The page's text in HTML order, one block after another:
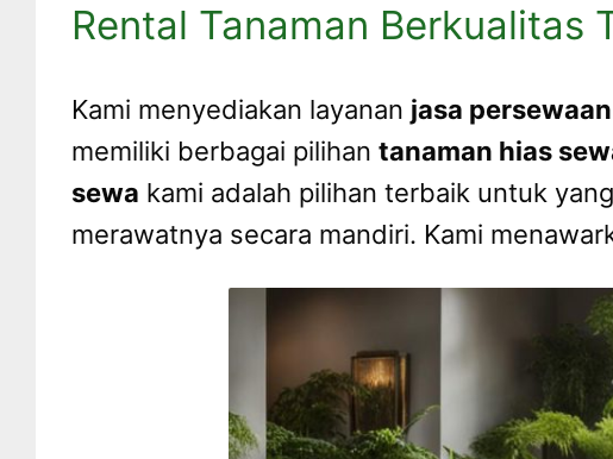
Rental Tanaman
Kami menyediakan layanan jasa
memiliki berbagai pilihan tanaman hias
sewa kami adalah pilihan terbaik untuk
merawatnya secara mandiri. Kami